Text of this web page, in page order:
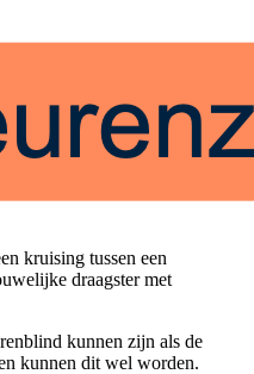
kruising tussen een
draagster met
kunnen zijn als de
kunnen dit wel worden.